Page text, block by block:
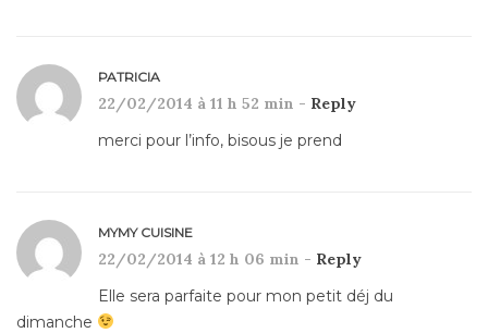
PATRICIA
22/02/2014 à 11 h 52 min - Reply
merci pour l’info, bisous je prend
MYMY CUISINE
22/02/2014 à 12 h 06 min - Reply
Elle sera parfaite pour mon petit déj du
dimanche